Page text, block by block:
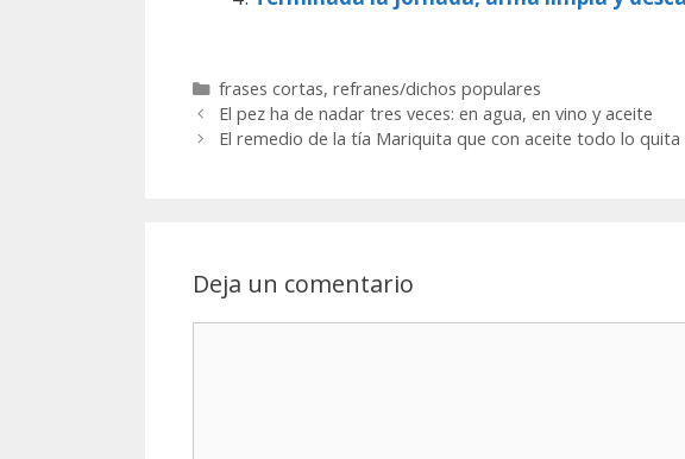
Categorías
frases cortas, refranes/dichos populares
El pez ha de nadar tres veces: en agua, en vino y aceite
El remedio de la tía Mariquita que con aceite todo lo quita
Deja un comentario